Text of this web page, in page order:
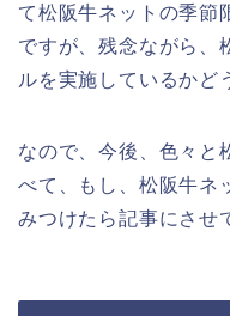
て松阪牛ネットの季節
ですが、残念ながら、
ルを実施しているかど
なので、今後、色々と
べて、もし、松阪牛ネ
みつけたら記事にさせ